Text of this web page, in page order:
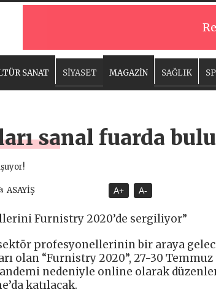
SANAT SİYASET MAGAZİN SAĞLIK
sanal fuarda
ASAYİŞ A+ A-
Furnistry 2020’de sergiliyor”
profesyonellerinin bir araya
olan “Furnistry 2020”, 27-30
nedeniyle online olarak
katılacak.